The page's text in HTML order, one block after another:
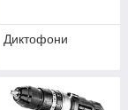
Диктофони